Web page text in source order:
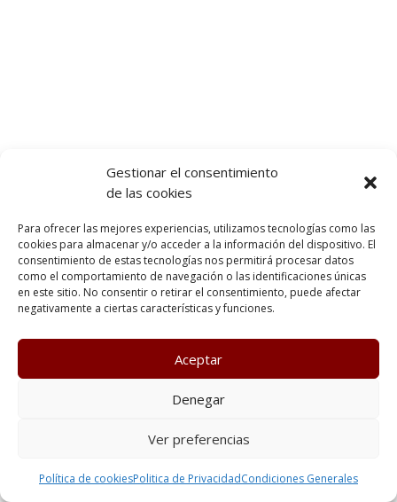
Gestionar el consentimiento
de las cookies
Para ofrecer las mejores experiencias, utilizamos tecnologías como las
cookies para almacenar y/o acceder a la información del dispositivo. El
consentimiento de estas tecnologías nos permitirá procesar datos
como el comportamiento de navegación o las identificaciones únicas
en este sitio. No consentir o retirar el consentimiento, puede afectar
negativamente a ciertas características y funciones.
Aceptar
Denegar
Ver preferencias
Política de cookiesPolitica de PrivacidadCondiciones Generales